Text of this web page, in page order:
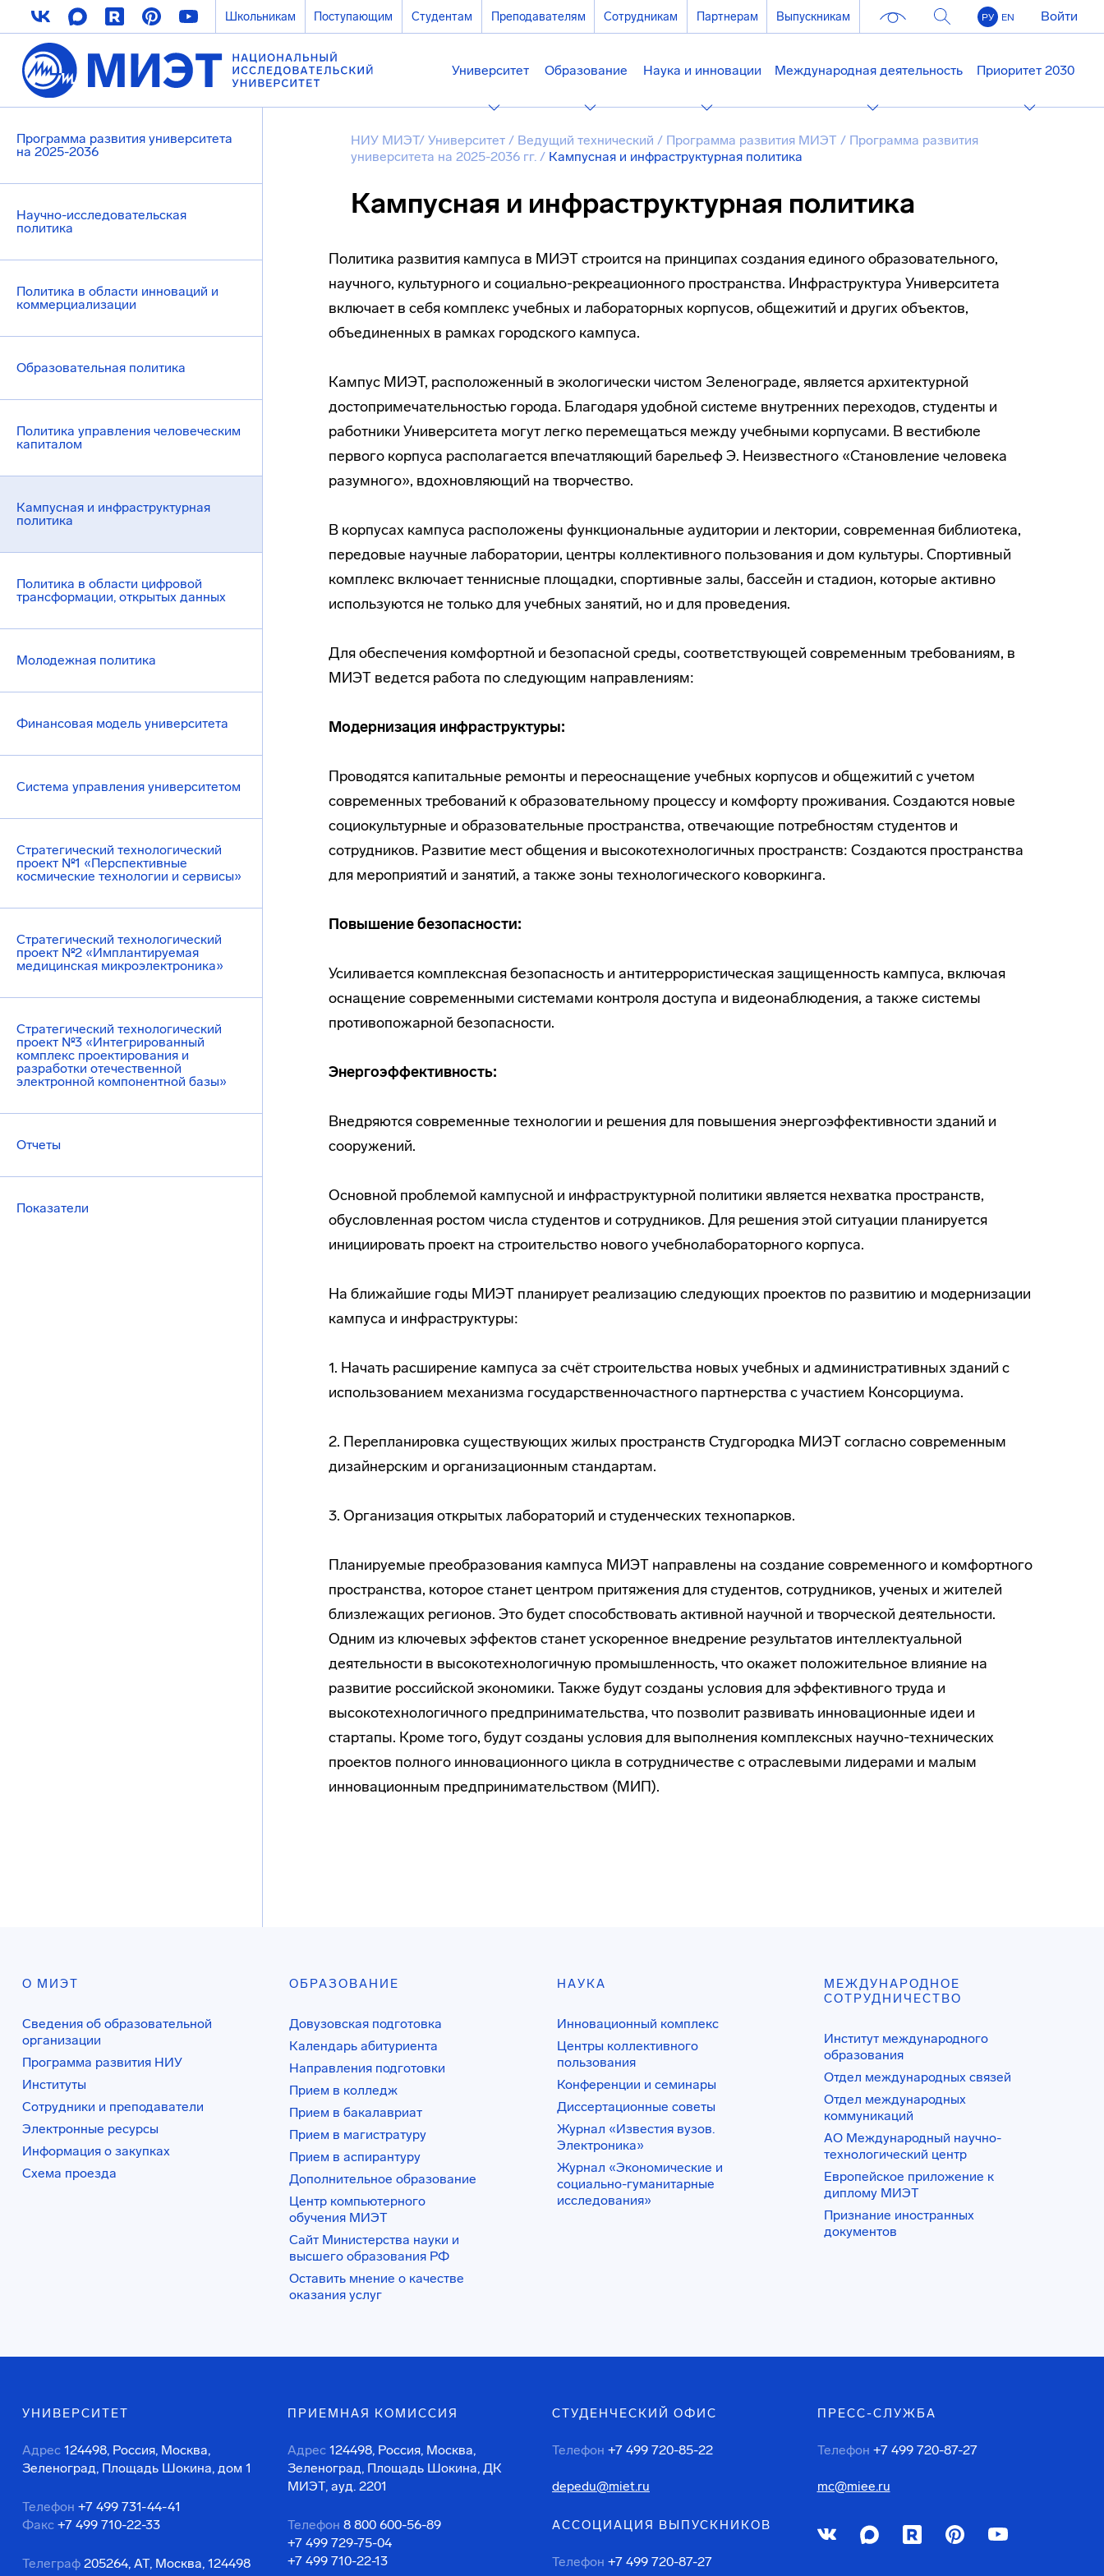
Школьникам Поступающим Студентам Преподавателям Сотрудникам Партнерам Выпускникам РУ EN Войти
Университет Образование Наука и инновации Международная деятельность Приоритет 2030
Программа развития университета
на 2025-2036
Научно-исследовательская
политика
Политика в области инноваций и
коммерциализации
Образовательная политика
Политика управления человеческим
капиталом
Кампусная и инфраструктурная
политика
Политика в области цифровой
трансформации, открытых данных
Молодежная политика
Финансовая модель университета
Система управления университетом
Стратегический технологический
проект №1 «Перспективные
космические технологии и сервисы»
Стратегический технологический
проект №2 «Имплантируемая
медицинская микроэлектроника»
Стратегический технологический
проект №3 «Интегрированный
комплекс проектирования и
разработки отечественной
электронной компонентной базы»
Отчеты
Показатели
НИУ МИЭТ/ Университет / Ведущий технический / Программа развития МИЭТ / Программа развития
университета на 2025-2036 гг. / Кампусная и инфраструктурная политика
Кампусная и инфраструктурная политика
Политика развития кампуса в МИЭТ строится на принципах создания единого образовательного,
научного, культурного и социально-рекреационного пространства. Инфраструктура Университета
включает в себя комплекс учебных и лабораторных корпусов, общежитий и других объектов,
объединенных в рамках городского кампуса.
Кампус МИЭТ, расположенный в экологически чистом Зеленограде, является архитектурной
достопримечательностью города. Благодаря удобной системе внутренних переходов, студенты и
работники Университета могут легко перемещаться между учебными корпусами. В вестибюле
первого корпуса располагается впечатляющий барельеф Э. Неизвестного «Становление человека
разумного», вдохновляющий на творчество.
В корпусах кампуса расположены функциональные аудитории и лектории, современная библиотека,
передовые научные лаборатории, центры коллективного пользования и дом культуры. Спортивный
комплекс включает теннисные площадки, спортивные залы, бассейн и стадион, которые активно
используются не только для учебных занятий, но и для проведения.
Для обеспечения комфортной и безопасной среды, соответствующей современным требованиям, в
МИЭТ ведется работа по следующим направлениям:
Модернизация инфраструктуры:
Проводятся капитальные ремонты и переоснащение учебных корпусов и общежитий с учетом
современных требований к образовательному процессу и комфорту проживания. Создаются новые
социокультурные и образовательные пространства, отвечающие потребностям студентов и
сотрудников. Развитие мест общения и высокотехнологичных пространств: Создаются пространства
для мероприятий и занятий, а также зоны технологического коворкинга.
Повышение безопасности:
Усиливается комплексная безопасность и антитеррористическая защищенность кампуса, включая
оснащение современными системами контроля доступа и видеонаблюдения, а также системы
противопожарной безопасности.
Энергоэффективность:
Внедряются современные технологии и решения для повышения энергоэффективности зданий и
сооружений.
Основной проблемой кампусной и инфраструктурной политики является нехватка пространств,
обусловленная ростом числа студентов и сотрудников. Для решения этой ситуации планируется
инициировать проект на строительство нового учебнолабораторного корпуса.
На ближайшие годы МИЭТ планирует реализацию следующих проектов по развитию и модернизации
кампуса и инфраструктуры:
1. Начать расширение кампуса за счёт строительства новых учебных и административных зданий с
использованием механизма государственночастного партнерства с участием Консорциума.
2. Перепланировка существующих жилых пространств Студгородка МИЭТ согласно современным
дизайнерским и организационным стандартам.
3. Организация открытых лабораторий и студенческих технопарков.
Планируемые преобразования кампуса МИЭТ направлены на создание современного и комфортного
пространства, которое станет центром притяжения для студентов, сотрудников, ученых и жителей
близлежащих регионов. Это будет способствовать активной научной и творческой деятельности.
Одним из ключевых эффектов станет ускоренное внедрение результатов интеллектуальной
деятельности в высокотехнологичную промышленность, что окажет положительное влияние на
развитие российской экономики. Также будут созданы условия для эффективного труда и
высокотехнологичного предпринимательства, что позволит развивать инновационные идеи и
стартапы. Кроме того, будут созданы условия для выполнения комплексных научно-технических
проектов полного инновационного цикла в сотрудничестве с отраслевыми лидерами и малым
инновационным предпринимательством (МИП).
О МИЭТ
Сведения об образовательной
организации
Программа развития НИУ
Институты
Сотрудники и преподаватели
Электронные ресурсы
Информация о закупках
Схема проезда
ОБРАЗОВАНИЕ
Довузовская подготовка
Календарь абитуриента
Направления подготовки
Прием в колледж
Прием в бакалавриат
Прием в магистратуру
Прием в аспирантуру
Дополнительное образование
Центр компьютерного
обучения МИЭТ
Сайт Министерства науки и
высшего образования РФ
Оставить мнение о качестве
оказания услуг
НАУКА
Инновационный комплекс
Центры коллективного
пользования
Конференции и семинары
Диссертационные советы
Журнал «Известия вузов.
Электроника»
Журнал «Экономические и
социально-гуманитарные
исследования»
МЕЖДУНАРОДНОЕ
СОТРУДНИЧЕСТВО
Институт международного
образования
Отдел международных связей
Отдел международных
коммуникаций
АО Международный научно-
технологический центр
Европейское приложение к
диплому МИЭТ
Признание иностранных
документов
УНИВЕРСИТЕТ
Адрес 124498, Россия, Москва,
Зеленоград, Площадь Шокина, дом 1
Телефон +7 499 731-44-41
Факс +7 499 710-22-33
Телеграф 205264, АТ, Москва, 124498
ПРИЕМНАЯ КОМИССИЯ
Адрес 124498, Россия, Москва,
Зеленоград, Площадь Шокина, ДК
МИЭТ, ауд. 2201
Телефон 8 800 600-56-89
+7 499 729-75-04
+7 499 710-22-13
СТУДЕНЧЕСКИЙ ОФИС
Телефон +7 499 720-85-22
depedu@miet.ru
АССОЦИАЦИЯ ВЫПУСКНИКОВ
Телефон +7 499 720-87-27
ПРЕСС-СЛУЖБА
Телефон +7 499 720-87-27
mc@miee.ru